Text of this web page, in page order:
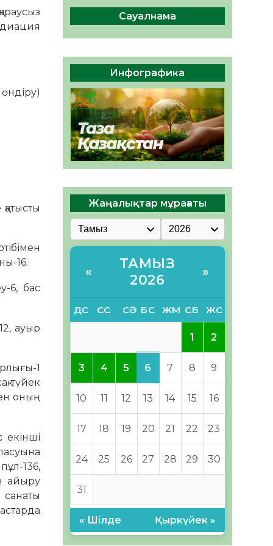
16.
6, бас
ауыр
1
түйек
оның
екінші
136,
айыру
04.08.2026 46 0
Құрылтай: Қызылордада
1344 комиссия мүшесінің
04.08.2026
37 0
ҚҰРЫЛТАЙ САЙЛАУЫ – ЕЛ
БІРЛІГІ МЕН АЗАМАТТЫҚ
ЖАУАПКЕРШІЛІКТІҢ
КӨРІНІСІ
04.08.2026 49 0
Сауалнама
Инфографика
Жаңалықтар мұрағаты
«
ТАМЫЗ
2026
»
ДС СС СӘ БС ЖМ СБ ЖС
1 2
3 4 5 6 7 8 9
10 11 12 13 14 15 16
17 18 19 20 21 22 23
24 25 26 27 28 29 30
31
« Шілде Қыркүйек »